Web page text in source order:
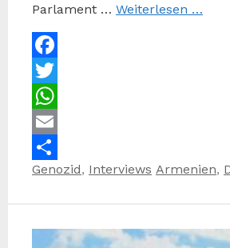
Parlament … Weiterlesen …
Facebook
Twitter
WhatsApp
Email
Teilen
Kategorien
Genozid, Interviews Armenien,